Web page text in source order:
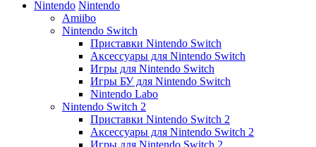
Nintendo Nintendo
Amiibo
Nintendo Switch
Приставки Nintendo Switch
Аксессуары для Nintendo Switch
Игры для Nintendo Switch
Игры БУ для Nintendo Switch
Nintendo Labo
Nintendo Switch 2
Приставки Nintendo Switch 2
Аксессуары для Nintendo Switch 2
Игры для Nintendo Switch 2